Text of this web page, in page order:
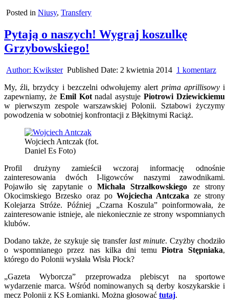
Posted in Niusy, Transfery
Pytają o naszych! Wygraj koszulkę
Grzybowskiego!
Author: Kwikster Published Date: 2 kwietnia 2014 1 komentarzdo
o
My, źli, brzydcy i bezczelni odwołujemy alert prima aprillisowyi
zapewniamy, że Emil Kotnadal asystujePiotrowi Dziewickiemu
w pierwszym zespole warszawskiej Polonii. Sztabowi życzymy
powodzenia w sobotniej konfrontacji z Błękitnymi Raciąż.
Wojciech Antczak (fot.
Daniel Es Foto)
Profil drużyny zamieścił wczoraj informację odnośnie
zainteresowania dwóch I-ligowców naszymi zawodnikami.
Pojawiło się zapytanie oMichała Strzałkowskiego ze strony
Okocimskiego Brzesko oraz poWojciecha Antczaka ze strony
Kolejarza Stróże. Później „Czarna Koszula” poinformowała, że
zainteresowanie istnieje, ale niekoniecznie ze strony wspomnianych
klubów.
Dodano także, że szykuje się transfer last minute. Czyżby chodziło
o wspomnianego przez nas kilka dni temuPiotra Stępniaka,
którego do Polonii wysłała Wisła Płock?
„Gazeta Wyborcza” przeprowadza plebiscyt na sportowe
wydarzenie marca. Wśród nominowanych są derby koszykarskie i
mecz Polonii z KS Łomianki. Można głosować tutaj.